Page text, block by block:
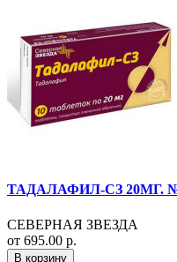
ТАДАЛАФИЛ-СЗ 20МГ.
СЕВЕРНАЯ ЗВЕЗДА
от 695.00 р.
В корзину